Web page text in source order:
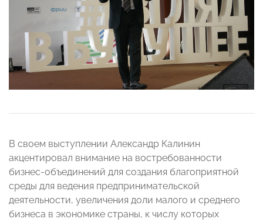
В своем выступлении Александр Калинин
акцентировал внимание на востребованности
бизнес-объединений для создания благоприятной
среды для ведения предпринимательской
деятельности, увеличения доли малого и среднего
бизнеса в экономике страны, к числу которых